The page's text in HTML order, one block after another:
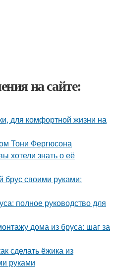
на сайте:
для комфортной жизни на
Тони Фергюсона
хотели знать о её
брус своими руками:
полное руководство для
дома из бруса: шаг за
сделать ёжика из
руками